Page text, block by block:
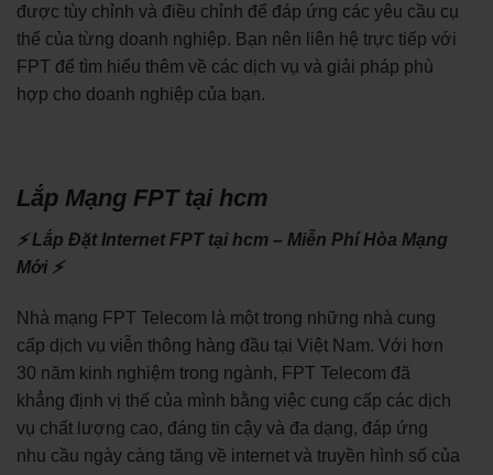
được tùy chỉnh và điều chỉnh để đáp ứng các yêu cầu cụ
thể của từng doanh nghiệp. Bạn nên liên hệ trực tiếp với
FPT để tìm hiểu thêm về các dịch vụ và giải pháp phù
hợp cho doanh nghiệp của bạn.
Lắp Mạng FPT tại hcm
⚡ Lắp Đặt Internet FPT tại hcm – Miễn Phí Hòa Mạng
Mới ⚡
Nhà mạng FPT Telecom là một trong những nhà cung
cấp dịch vụ viễn thông hàng đầu tại Việt Nam. Với hơn
30 năm kinh nghiệm trong ngành, FPT Telecom đã
khẳng định vị thế của mình bằng việc cung cấp các dịch
vụ chất lượng cao, đáng tin cậy và đa dạng, đáp ứng
nhu cầu ngày càng tăng về internet và truyền hình số của